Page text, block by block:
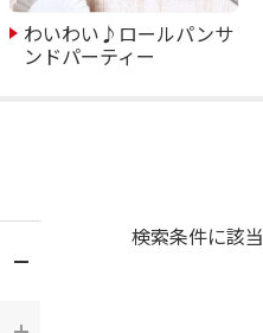
わいわい♪ロールパンサ
ンドパーティー
検索条件に該